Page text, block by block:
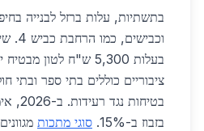
בתשתיות, עלות ברזל לבנייה
בעלות 5,300 ש"ח לטון
ציבוריים כוללים בתי ספר ובתי
בזבוז ב-15%.
סוגי מתכות